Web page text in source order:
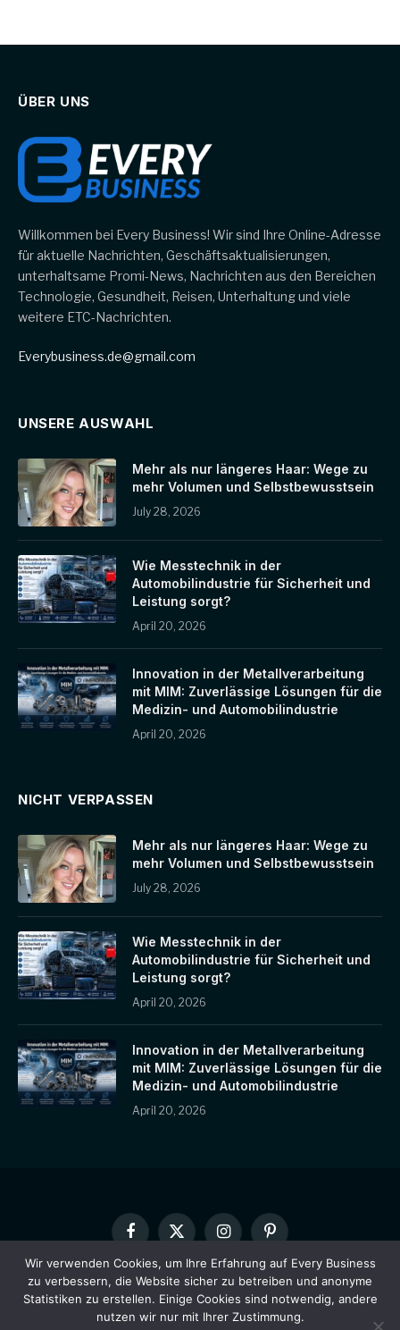
ÜBER UNS
Willkommen bei Every Business! Wir sind Ihre Online-Adresse
für aktuelle Nachrichten, Geschäftsaktualisierungen,
unterhaltsame Promi-News, Nachrichten aus den Bereichen
Technologie, Gesundheit, Reisen, Unterhaltung und viele
weitere ETC-Nachrichten.
Everybusiness.de@gmail.com
UNSERE AUSWAHL
Mehr als nur längeres Haar: Wege zu
mehr Volumen und Selbstbewusstsein
July 28, 2026
Wie Messtechnik in der
Automobilindustrie für Sicherheit und
Leistung sorgt?
April 20, 2026
Innovation in der Metallverarbeitung
mit MIM: Zuverlässige Lösungen für die
Medizin- und Automobilindustrie
April 20, 2026
NICHT VERPASSEN
Mehr als nur längeres Haar: Wege zu
mehr Volumen und Selbstbewusstsein
July 28, 2026
Wie Messtechnik in der
Automobilindustrie für Sicherheit und
Leistung sorgt?
April 20, 2026
Innovation in der Metallverarbeitung
mit MIM: Zuverlässige Lösungen für die
Medizin- und Automobilindustrie
April 20, 2026
Facebook
X
(Twitter)
InstagramPinterest
HEIM ÜBER UNS
KONTAKTIEREN SIE UNS
DATENSCHUTZRICHTLINIE
HAFTUNGSAUSSCHLUSS
Wir verwenden Cookies, um Ihre Erfahrung auf Every Business
zu verbessern, die Website sicher zu betreiben und anonyme
Statistiken zu erstellen. Einige Cookies sind notwendig, andere
nutzen wir nur mit Ihrer Zustimmung.